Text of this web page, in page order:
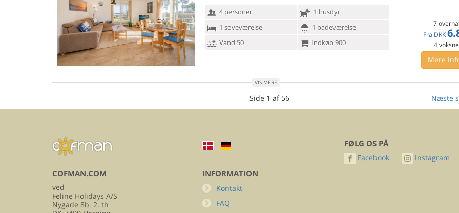
4 personer
1 husdyr
1 soveværelse
1 badeværelse
Vand 50
Indkøb 900
7
Fra DKK
4 voksne
Mere
VIS MERE
Side 1 af 56 Næste
COFMAN.COM
ved
Feline Holidays A/S
Nygade 8b. 2. th
INFORMATION
Kontakt
FAQ
FØLG OS PÅ
Facebook Instagram